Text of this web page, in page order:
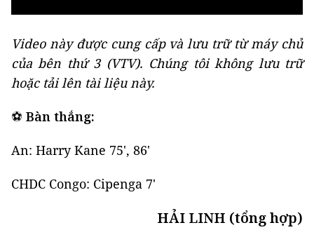
Video này được cung cấp và lưu trữ từ máy chủ
của bên thứ 3 (VTV). Chúng tôi không lưu trữ
hoặc tải lên tài liệu này.
⚽ Bàn thắng:
An: Harry Kane 75', 86'
CHDC Congo: Cipenga 7'
HẢI LINH (tổng hợp)